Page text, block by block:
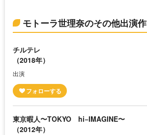
モトーラ世理奈のその他出演作
チルテレ
（2018年）
出演
東京暇人〜TOKYO hi−IMAGINE〜
（2012年）